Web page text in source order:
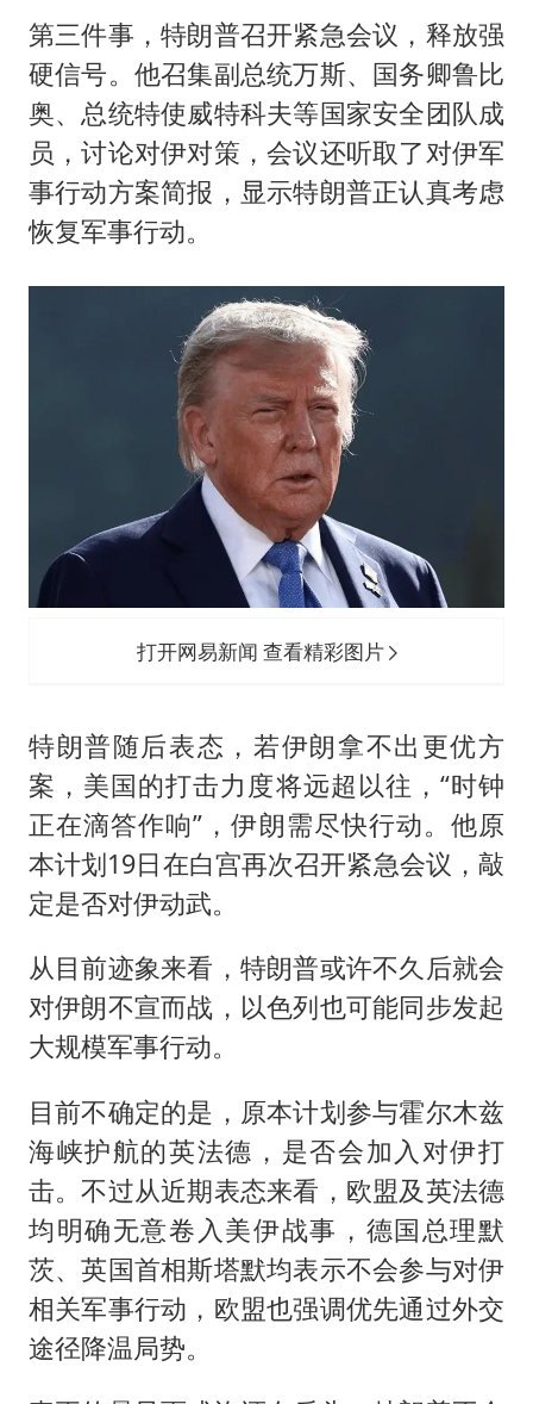
第三件事，特朗普召开紧急会议，释放强
硬信号。他召集副总统万斯、国务卿鲁比
奥、总统特使威特科夫等国家安全团队成
员，讨论对伊对策，会议还听取了对伊军
事行动方案简报，显示特朗普正认真考虑
恢复军事行动。
打开网易新闻 查看精彩图片
特朗普随后表态，若伊朗拿不出更优方
案，美国的打击力度将远超以往，“时钟
正在滴答作响”，伊朗需尽快行动。他原
本计划19日在白宫再次召开紧急会议，敲
定是否对伊动武。
从目前迹象来看，特朗普或许不久后就会
对伊朗不宣而战，以色列也可能同步发起
大规模军事行动。
目前不确定的是，原本计划参与霍尔木兹
海峡护航的英法德，是否会加入对伊打
击。不过从近期表态来看，欧盟及英法德
均明确无意卷入美伊战事，德国总理默
茨、英国首相斯塔默均表示不会参与对伊
相关军事行动，欧盟也强调优先通过外交
途径降温局势。